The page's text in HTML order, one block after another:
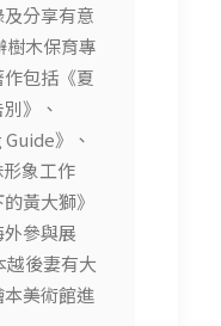
分享有意
樹木保育專
包括《夏
》、
》、
象工作
黃大獅》
參與展
越後妻有大
美術館進